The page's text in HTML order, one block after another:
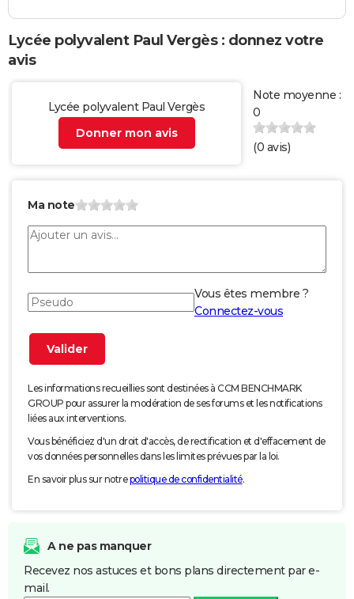
Lycée polyvalent Paul Vergès : donnez votre
avis
Lycée polyvalent Paul Vergès
Donner mon avis
Note moyenne :
0
(0 avis)
Ma note
Vous êtes membre ?
Connectez-vous
Les informations recueillies sont destinées à CCM BENCHMARK
GROUP pour assurer la modération de ses forums et les notifications
liées aux interventions.
Vous bénéficiez d'un droit d'accès, de rectification et d'effacement de
vos données personnelles dans les limites prévues par la loi.
En savoir plus sur notrepolitique de confidentialité.
A ne pas manquer
Recevez nos astuces et bons plans directement par e-
mail.